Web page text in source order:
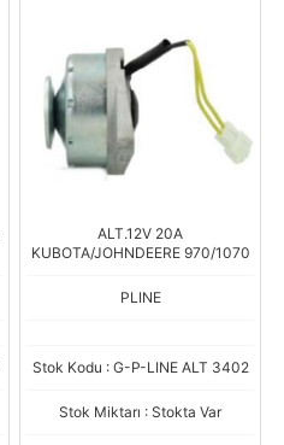
ALT.12V 20A
KUBOTA/JOHNDEERE 970/1070
PLINE
Stok Kodu : G-P-LINE ALT 3402
Stok Miktarı : Stokta Var